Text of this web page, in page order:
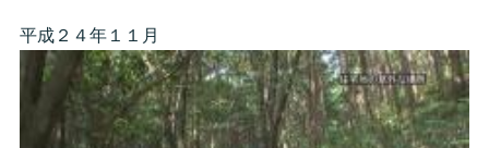
平成２４年１１月